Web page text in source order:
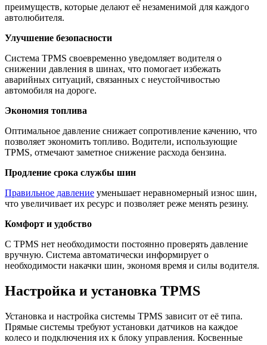
преимуществ, которые делают её незаменимой для каждого
автолюбителя.
Улучшение безопасности
Система TPMS своевременно уведомляет водителя о
снижении давления в шинах, что помогает избежать
аварийных ситуаций, связанных с неустойчивостью
автомобиля на дороге.
Экономия топлива
Оптимальное давление снижает сопротивление качению, что
позволяет экономить топливо. Водители, использующие
TPMS, отмечают заметное снижение расхода бензина.
Продление срока службы шин
Правильное давление уменьшает неравномерный износ шин,
что увеличивает их ресурс и позволяет реже менять резину.
Комфорт и удобство
С TPMS нет необходимости постоянно проверять давление
вручную. Система автоматически информирует о
необходимости накачки шин, экономя время и силы водителя.
Настройка и установка TPMS
Установка и настройка системы TPMS зависит от её типа.
Прямые системы требуют установки датчиков на каждое
колесо и подключения их к блоку управления. Косвенные